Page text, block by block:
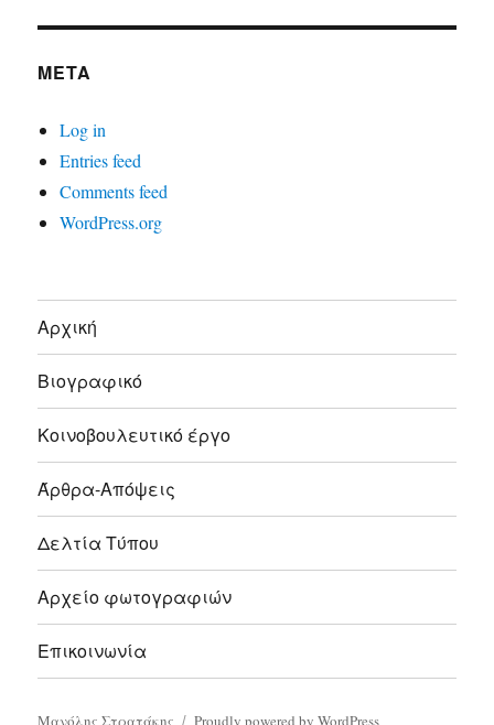
META
Log in
Entries feed
Comments feed
WordPress.org
Αρχική
Βιογραφικό
Κοινοβουλευτικό έργο
Άρθρα-Απόψεις
Δελτία Τύπου
Αρχείο φωτογραφιών
Επικοινωνία
Μανόλης Στρατάκης Proudly powered by WordPress